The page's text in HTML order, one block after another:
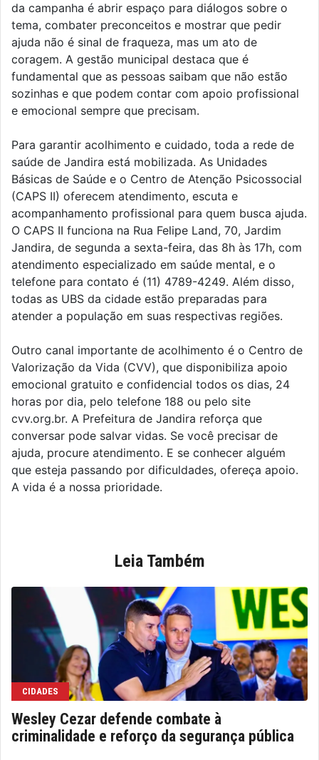
da campanha é abrir espaço para diálogos sobre o
tema, combater preconceitos e mostrar que pedir
ajuda não é sinal de fraqueza, mas um ato de
coragem. A gestão municipal destaca que é
fundamental que as pessoas saibam que não estão
sozinhas e que podem contar com apoio profissional
e emocional sempre que precisam.
Para garantir acolhimento e cuidado, toda a rede de
saúde de Jandira está mobilizada. As Unidades
Básicas de Saúde e o Centro de Atenção Psicossocial
(CAPS II) oferecem atendimento, escuta e
acompanhamento profissional para quem busca ajuda.
O CAPS II funciona na Rua Felipe Land, 70, Jardim
Jandira, de segunda a sexta-feira, das 8h às 17h, com
atendimento especializado em saúde mental, e o
telefone para contato é (11) 4789-4249. Além disso,
todas as UBS da cidade estão preparadas para
atender a população em suas respectivas regiões.
Outro canal importante de acolhimento é o Centro de
Valorização da Vida (CVV), que disponibiliza apoio
emocional gratuito e confidencial todos os dias, 24
horas por dia, pelo telefone 188 ou pelo site
cvv.org.br. A Prefeitura de Jandira reforça que
conversar pode salvar vidas. Se você precisar de
ajuda, procure atendimento. E se conhecer alguém
que esteja passando por dificuldades, ofereça apoio.
A vida é a nossa prioridade.
Leia Também
CIDADES
Wesley Cezar defende combate à
criminalidade e reforço da segurança pública